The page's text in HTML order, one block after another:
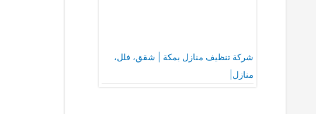
شركة تنظيف منازل بمكة | شقق، فلل،
منازل|